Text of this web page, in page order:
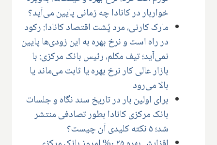
خواربار در کانادا چه زمانی پایین می‌آید؟
مارک کارنی، مرد پُشت اقتصاد کانادا: رکود
در راه است و نرخ بهره به این زودی‌ها پایین
نمی‌آید؛ تیف مکلم، رئیس بانک مرکزی: با
بازار عالی کار نرخ بهره یا ثابت می‌ماند یا
بالا می‌رود
برای اولین بار در تاریخ سند نگاه و جلسات
بانک مرکزی کانادا بطور تصادفی منتشر
شد؛ ۵ نکته کلیدی آن چیست؟